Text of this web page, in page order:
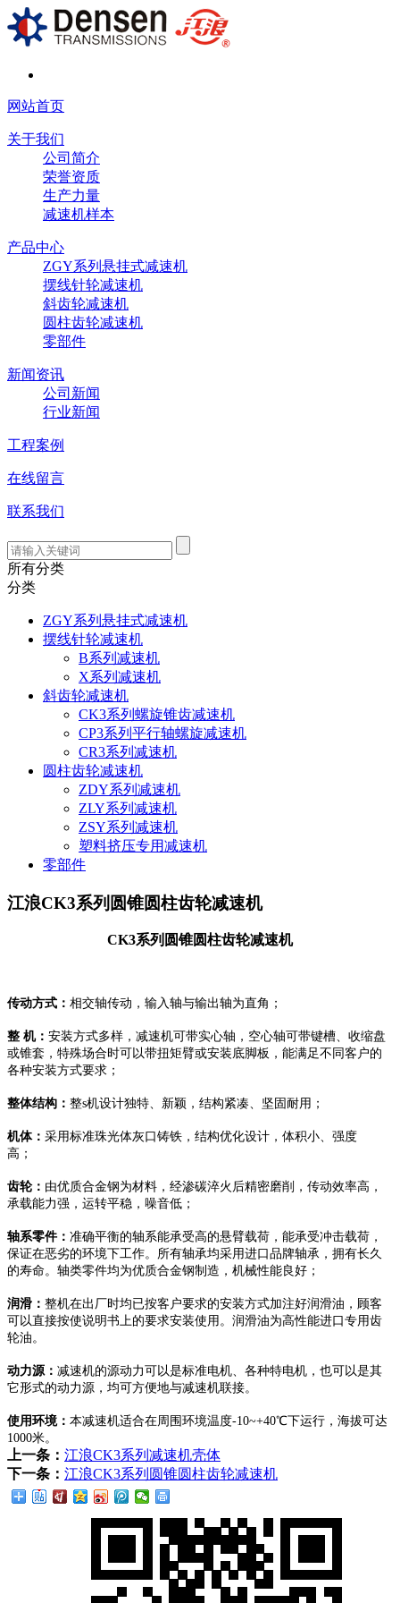
网站首页
关于我们
公司简介
荣誉资质
生产力量
减速机样本
产品中心
ZGY系列悬挂式减速机
摆线针轮减速机
斜齿轮减速机
圆柱齿轮减速机
零部件
新闻资讯
公司新闻
行业新闻
工程案例
在线留言
联系我们
所有分类
分类
ZGY系列悬挂式减速机
摆线针轮减速机
B系列减速机
X系列减速机
斜齿轮减速机
CK3系列螺旋锥齿减速机
CP3系列平行轴螺旋减速机
CR3系列减速机
圆柱齿轮减速机
ZDY系列减速机
ZLY系列减速机
ZSY系列减速机
塑料挤压专用减速机
零部件
江浪CK3系列圆锥圆柱齿轮减速机
CK3系列圆锥圆柱齿轮减速机
传动方式： 相交轴传动，输入轴与输出轴为直角；
整 机： 安装方式多样，减速机可带实心轴，空心轴可带键槽、收缩盘
或锥套，特殊场合时可以带扭矩臂或安装底脚板，能满足不同客户的
各种安装方式要求；
整体结构： 整s机设计独特、新颖，结构紧凑、坚固耐用；
机体： 采用标准珠光体灰口铸铁，结构优化设计，体积小、强度
高；
齿轮： 由优质合金钢为材料，经渗碳淬火后精密磨削，传动效率高，
承载能力强，运转平稳，噪音低；
轴系零件： 准确平衡的轴系能承受高的悬臂载荷，能承受冲击载荷，
保证在恶劣的环境下工作。所有轴承均采用进口品牌轴承，拥有长久
的寿命。轴类零件均为优质合金钢制造，机械性能良好；
润滑： 整机在出厂时均已按客户要求的安装方式加注好润滑油，顾客
可以直接按使说明书上的要求安装使用。润滑油为高性能进口专用齿
轮油。
动力源： 减速机的源动力可以是标准电机、各种特电机，也可以是其
它形式的动力源，均可方便地与减速机联接。
使用环境： 本减速机适合在周围环境温度-10~+40℃下运行，海拔可达
1000米。
上一条： 江浪CK3系列减速机壳体
下一条： 江浪CK3系列圆锥圆柱齿轮减速机